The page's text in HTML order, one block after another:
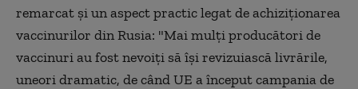
remarcat și un aspect practic legat de achiziționarea
vaccinurilor din Rusia: "Mai mulți producători de
vaccinuri au fost nevoiți să își revizuiască livrările,
uneori dramatic, de când UE a început campania de